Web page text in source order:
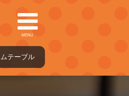
MENU
ムテーブル